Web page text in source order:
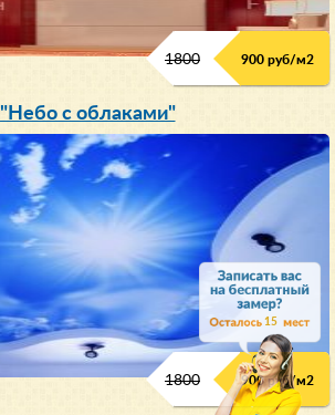
15
1800 900 руб/м2
"Небо с облаками"
1800 900 руб/м2